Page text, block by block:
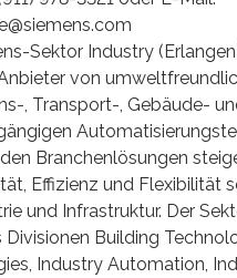
Sektor Industry
von
, Transport-, Gebäude-
Branchenlösungen
Effizienz und Flexibilität
und Infrastruktur. Der
Divisionen Building
Industry Automation,